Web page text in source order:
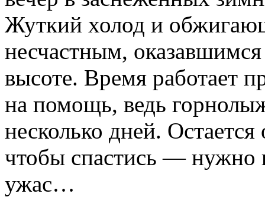
Жуткий холод и
несчастным,
высоте. Время работает
на помощь, ведь
несколько дней.
чтобы спастись — нужно
ужас…